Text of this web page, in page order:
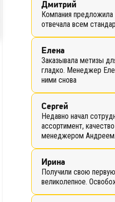
Дмитрий
Компания предложила
отвечала всем
Елена
Заказывала метизы
гладко. Менеджер
ними снова
Сергей
Недавно начал
ассортимент,
менеджером Андреем.
Ирина
Получили свою
великолепное.